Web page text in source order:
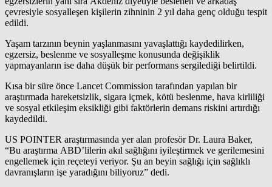
çevresiyle sosyalleşen kişilerin zihninin 2 yıl daha genç olduğu tespit
edildi.
Yaşam tarzının beynin yaşlanmasını yavaşlattığı kaydedilirken,
egzersiz, beslenme ve sosyalleşme konusunda değişiklik
yapmayanların ise daha düşük bir performans sergilediği belirtildi.
Kısa bir süre önce Lancet Commission tarafından yapılan bir
araştırmada hareketsizlik, sigara içmek, kötü beslenme, hava kirliliği
ve sosyal etkileşim eksikliği gibi faktörlerin demans riskini artırdığı
kaydedildi.
US POINTER araştırmasında yer alan profesör Dr. Laura Baker,
“Bu araştırma ABD’lilerin akıl sağlığını iyileştirmek ve gerilemesini
engellemek için reçeteyi veriyor. Şu an beyin sağlığı için sağlıklı
davranışların işe yaradığını biliyoruz” dedi.